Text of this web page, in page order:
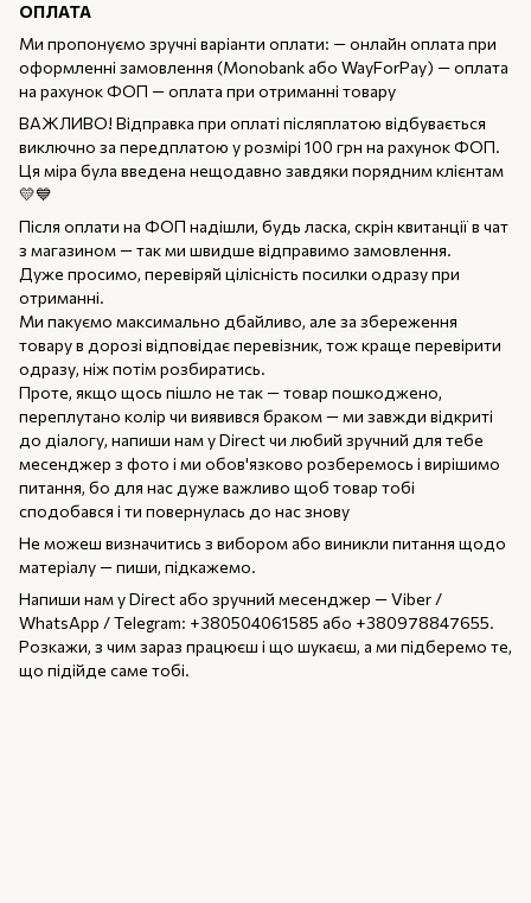
ОПЛАТА
Ми пропонуємо зручні варіанти оплати: — онлайн оплата при
оформленні замовлення (Monobank або WayForPay) — оплата
на рахунок ФОП — оплата при отриманні товару
ВАЖЛИВО! Відправка при оплаті післяплатою відбувається
виключно за передплатою у розмірі 100 грн на рахунок ФОП.
Ця міра була введена нещодавно завдяки порядним клієнтам
💛💙
Після оплати на ФОП надішли, будь ласка, скрін квитанції в чат
з магазином — так ми швидше відправимо замовлення.
Дуже просимо, перевіряй цілісність посилки одразу при
отриманні.
Ми пакуємо максимально дбайливо, але за збереження
товару в дорозі відповідає перевізник, тож краще перевірити
одразу, ніж потім розбиратись.
Проте, якщо щось пішло не так — товар пошкоджено,
переплутано колір чи виявився браком — ми завжди відкриті
до діалогу, напиши нам у Direct чи любий зручний для тебе
месенджер з фото і ми обов'язково розберемось і вирішимо
питання, бо для нас дуже важливо щоб товар тобі
сподобався і ти повернулась до нас знову
Не можеш визначитись з вибором або виникли питання щодо
матеріалу — пиши, підкажемо.
Напиши нам у Direct або зручний месенджер — Viber /
WhatsApp / Telegram: +380504061585 або +380978847655.
Розкажи, з чим зараз працюєш і що шукаєш, а ми підберемо те,
що підійде саме тобі.